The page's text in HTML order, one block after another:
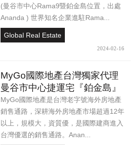
(曼谷市中心Rama9暨鉑金島位置，出處
Ananda ) 世界知名企業進駐Rama...
Global Real Estate
2024-02-16
MyGo國際地產台灣獨家代理
曼谷市中心捷運宅『鉑金島』
MyGo國際地產是台灣老字號海外房地產
銷售通路，深耕海外房地產市場超過12年
以上，規模大，資質優，是國際建商進入
台灣優選的銷售通路。Anan...